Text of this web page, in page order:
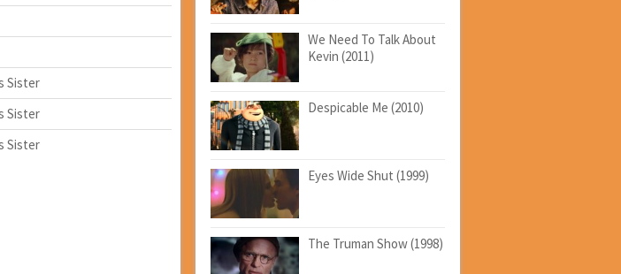
Sister
Sister
Sister
We Need To Talk About
Kevin (2011)
Despicable Me (2010)
Eyes Wide Shut (1999)
The Truman Show (1998)